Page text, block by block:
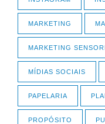
MARKETING
MARKETING
MÍDIAS SOCIAIS
PAPELARIA
PROPÓSITO